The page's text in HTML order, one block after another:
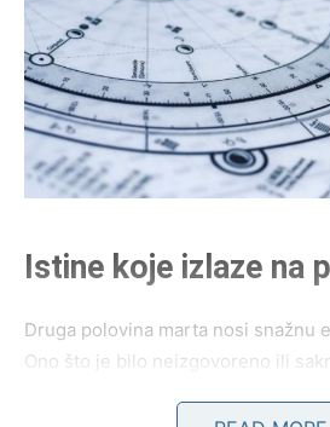
Istine koje izlaze na
Druga polovina marta nosi snažnu
Ono što je bilo neizgovoreno ili